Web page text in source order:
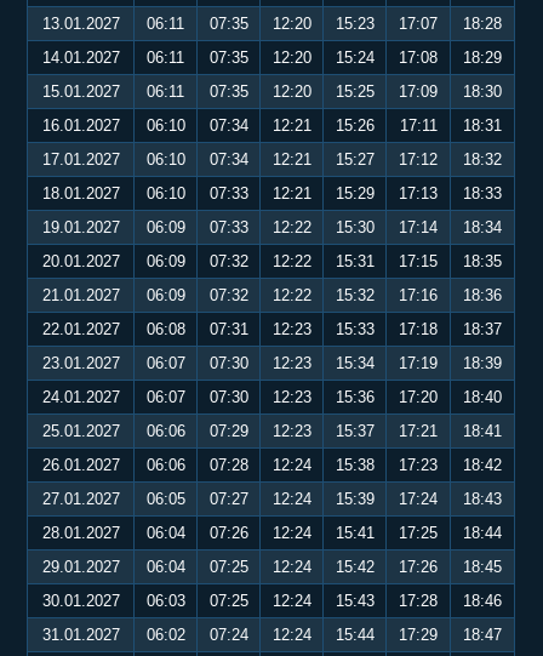
13.01.2027
06:11 07:35 12:20 15:23 17:07
18:28
14.01.2027
06:11 07:35 12:20 15:24 17:08
18:29
15.01.2027
06:11 07:35 12:20 15:25 17:09
18:30
16.01.2027
06:10 07:34 12:21 15:26 17:11
18:31
17.01.2027
06:10 07:34 12:21 15:27 17:12
18:32
18.01.2027
06:10 07:33 12:21 15:29 17:13
18:33
19.01.2027
06:09 07:33 12:22 15:30 17:14
18:34
20.01.2027
06:09 07:32 12:22 15:31 17:15
18:35
21.01.2027
06:09 07:32 12:22 15:32 17:16
18:36
22.01.2027
06:08 07:31 12:23 15:33 17:18
18:37
23.01.2027
06:07 07:30 12:23 15:34 17:19
18:39
24.01.2027
06:07 07:30 12:23 15:36 17:20
18:40
25.01.2027
06:06 07:29 12:23 15:37 17:21
18:41
26.01.2027
06:06 07:28 12:24 15:38 17:23
18:42
27.01.2027
06:05 07:27 12:24 15:39 17:24
18:43
28.01.2027
06:04 07:26 12:24 15:41 17:25
18:44
29.01.2027
06:04 07:25 12:24 15:42 17:26
18:45
30.01.2027
06:03 07:25 12:24 15:43 17:28
18:46
31.01.2027
06:02 07:24 12:24 15:44 17:29
18:47